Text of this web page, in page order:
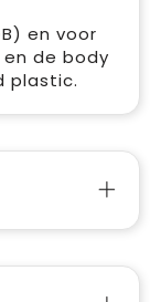
en voor
en de body
plastic.